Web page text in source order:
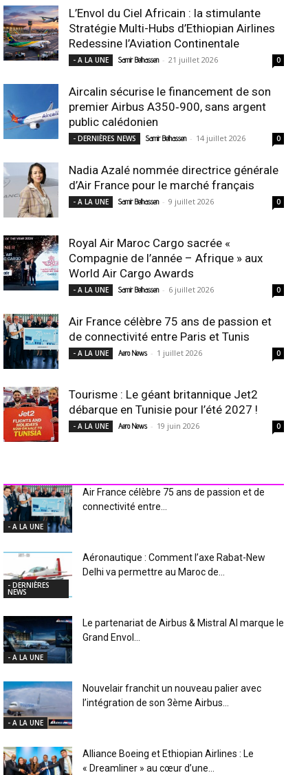
L’Envol du Ciel Africain : la stimulante
Stratégie Multi-Hubs d’Ethiopian Airlines
Redessine l’Aviation Continentale
- A LA UNE Samir Belhassen - 21 juillet 2026 0
Aircalin sécurise le financement de son
premier Airbus A350‑900, sans argent
public calédonien
- DERNIÈRES NEWS Samir Belhassen - 14 juillet 2026 0
Nadia Azalé nommée directrice générale
d’Air France pour le marché français
- A LA UNE Samir Belhassen - 9 juillet 2026 0
Royal Air Maroc Cargo sacrée «
Compagnie de l’année – Afrique » aux
World Air Cargo Awards
- A LA UNE Samir Belhassen - 6 juillet 2026 0
Air France célèbre 75 ans de passion et
de connectivité entre Paris et Tunis
- A LA UNE Aero News - 1 juillet 2026 0
Tourisme : Le géant britannique Jet2
débarque en Tunisie pour l’été 2027 !
- A LA UNE Aero News - 19 juin 2026 0
- A LA UNE
Air France célèbre 75 ans de passion et de
connectivité entre...
- DERNIÈRES
NEWS
Aéronautique : Comment l’axe Rabat-New
Delhi va permettre au Maroc de...
- A LA UNE
Le partenariat de Airbus & Mistral AI marque le
Grand Envol...
- A LA UNE
Nouvelair franchit un nouveau palier avec
l’intégration de son 3ème Airbus...
Alliance Boeing et Ethiopian Airlines : Le
« Dreamliner » au cœur d’une...